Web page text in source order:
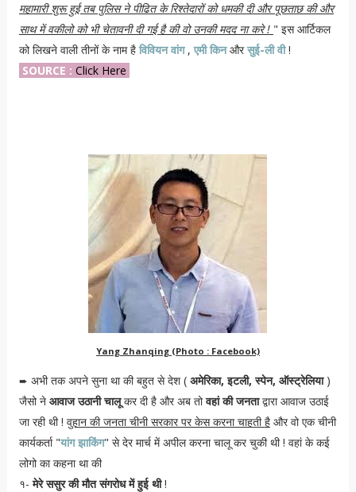
महामारी शुरू हुई तब पुलिस ने पीढित के रिश्तेदारों को धमकी दी और पूछताछ की और
साथ में वकीलो को भी चेतावनी दी गई है की वो उनकी मदद ना करे ! " इस आर्टिकल
को लिखने वाली तीनों के नाम है विवियन वांग, एमी किनऔरसुई-ली वी!
SOURCE : Click Here
Yang Zhanqing (Photo : Facebook)
➨ अभी तक अपने सुना था की बहुत से देश ( अमेरिका, इटली, स्पेन, ऑस्ट्रेलिया)
जैसो ने आवाज उठानी चालूकर दी है और अब तोवहां की जनताद्वारा आवाज उठाई
जा रही थी ! वुहान की जनता चीनी सरकार पर केस करना चाहती हैऔर वो एक चीनी
कार्यकर्ता "यांग झाकिंग" से देर मार्च में अपील करना चालू कर चुकी थी ! वहां के कई
लोगो का कहना था की
१-मेरे ससुर की मौत संगरोध में हुई थी!